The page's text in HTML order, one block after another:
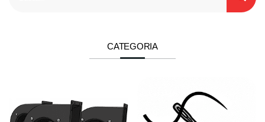
CATEGORIA